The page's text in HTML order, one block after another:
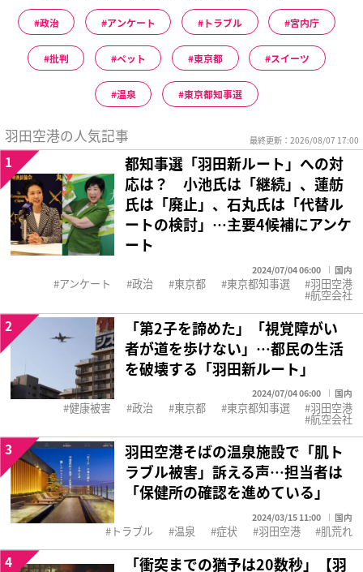
政治 アンケート トラブル 宮内庁
批判 ペット 東京都 スイーツ
温泉 東京都知事選
羽田空港の人気記事 最終更新：2026/08/07 17:00
都知事選「羽田新ルート」への対
応は？ 小池氏は「継続」、蓮舫
氏は「廃止」、石丸氏は「代替ル
ートの検討」…主要4候補にアンケ
ート
2024/07/04 06:00 国内
1
アンケート 政治 東京都 東京都知事選 羽田空港
航空会社
「第2子を諦めた」「視覚障がい
者が道を歩けない」…都民の生活
を破壊する「羽田新ルート」
2024/07/04 06:00 国内
2
健康被害 政治 東京都 東京都知事選 羽田空港
航空会社
羽田空港そばの温泉施設で「肌ト
ラブル被害」訴える声…担当者は
「保健所の確認を進めている」
2024/03/15 11:00 国内
3
トラブル 温泉 症状 羽田空港 肌荒れ
「衝突までの猶予は20数秒」【羽
4